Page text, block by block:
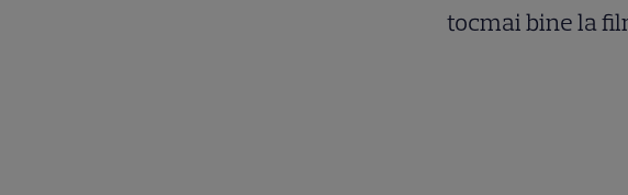
tocmai bine la